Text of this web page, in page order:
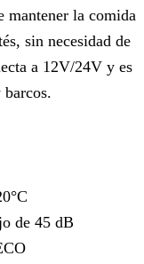
mantener la comida
sin necesidad de
a 12V/24V y es
de 45 dB